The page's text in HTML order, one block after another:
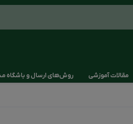
مقالات آموزشی روش‌های ارسال و باشگاه